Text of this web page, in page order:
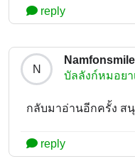
reply
N
Namfonsmile
บัลลังก์หมอยา
กลับมาอ่านอีกครั้ง สนุ
reply